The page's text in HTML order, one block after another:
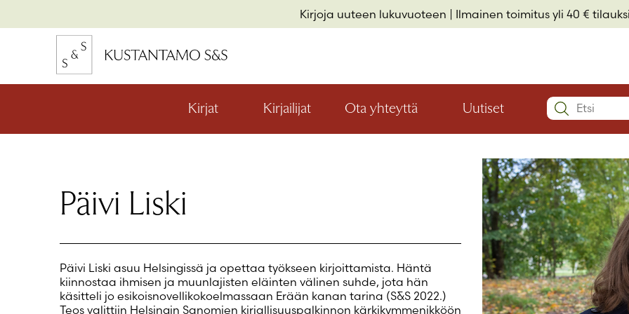
Kirjoja uuteen lukuvuoteen | Ilmainen toimitus yli 40 €
Salasana*
Muista
Salasana
Eikö
Kirjat
valikon
Kirjailijat Ota yhteyttä
valikon
Uutiset
valikon
Search:
Päivi Liski
Päivi Liski asuu Helsingissä ja opettaa työkseen kirjoittamista. Häntä
kiinnostaa ihmisen ja muunlajisten eläinten välinen suhde, jota hän
käsitteli jo esikoisnovellikokoelmassaan Erään kanan tarina (S&S 2022.)
Teos valittiin Helsingin Sanomien kirjallisuuspalkinnon kärkikymmenikköön